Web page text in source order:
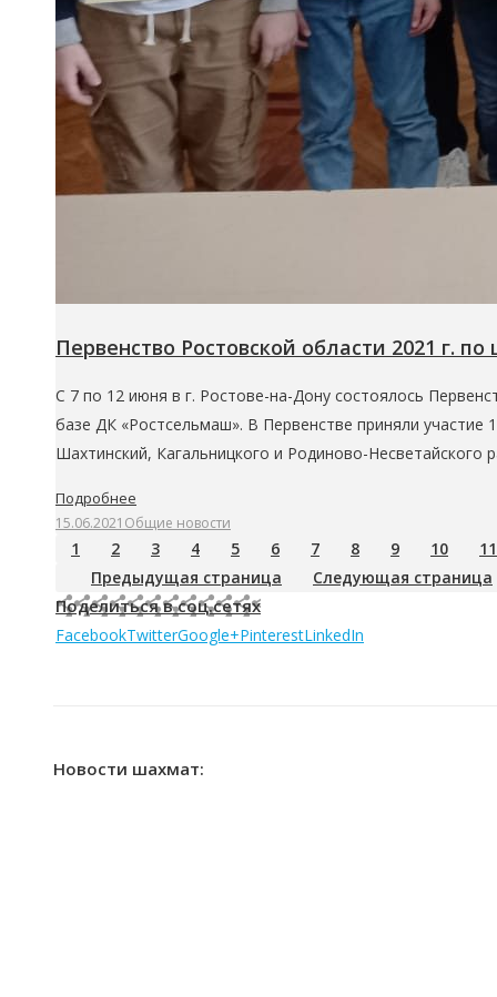
Первенство Ростовской области 2021 г.
С 7 по 12 июня в г. Ростове-на-Дону состоялось
базе ДК «Ростсельмаш». В Первенстве приняли
Шахтинский, Кагальницкого и Родиново-Несветайского
Подробнее
15.06.2021 Общие новости
1 2 3 4 5 6 7 8 9 10
11
Предыдущая страница
Следующая страница
Поделиться в соц.сетях
FacebookTwitterGoogle+PinterestLinkedIn
Новости шахмат: